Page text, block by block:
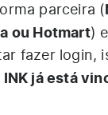
parceira (
ou Hotmart)
fazer login,
já está